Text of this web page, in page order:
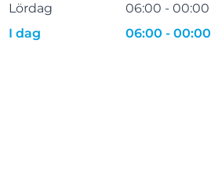
Lördag
06:00 - 00:00
I dag
06:00 - 00:00